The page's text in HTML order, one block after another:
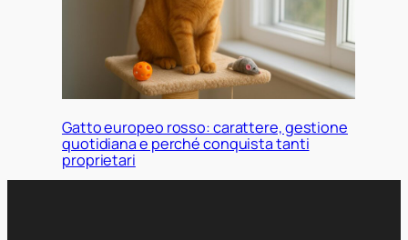
Gatto europeo rosso: carattere, gestione
quotidiana e perché conquista tanti
proprietari